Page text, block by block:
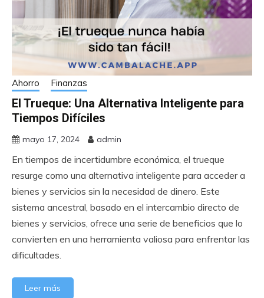
Ahorro Finanzas
El Trueque: Una Alternativa Inteligente para
Tiempos Difíciles
mayo 17, 2024 admin
En tiempos de incertidumbre económica, el trueque
resurge como una alternativa inteligente para acceder a
bienes y servicios sin la necesidad de dinero. Este
sistema ancestral, basado en el intercambio directo de
bienes y servicios, ofrece una serie de beneficios que lo
convierten en una herramienta valiosa para enfrentar las
dificultades.
Leer más